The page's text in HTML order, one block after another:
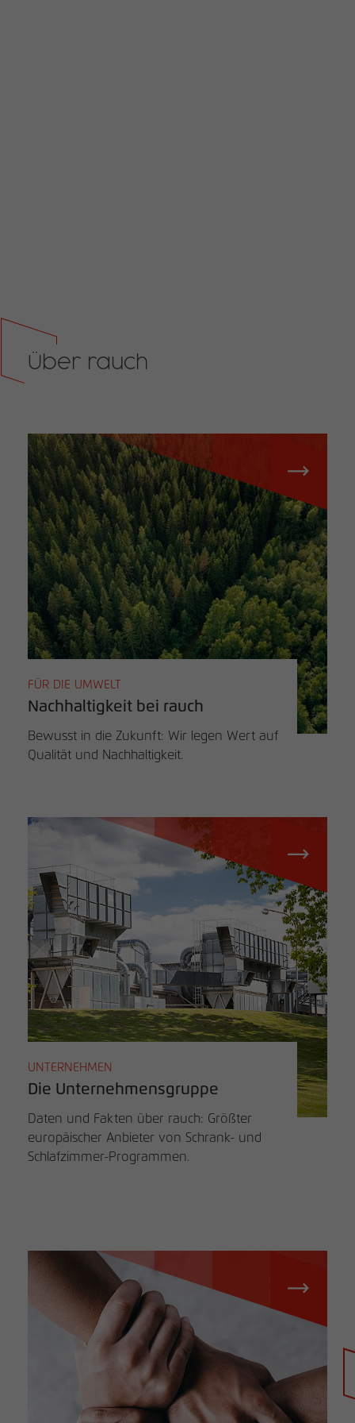
Händlersuche
Über rauch
FÜR DIE UMWELT
Nachhaltigkeit bei rauch
Bewusst in die Zukunft: Wir legen Wert auf
Qualität und Nachhaltigkeit.
UNTERNEHMEN
Die Unternehmensgruppe
Daten und Fakten über rauch: Größter
europäischer Anbieter von Schrank- und
Schlafzimmer-Programmen.